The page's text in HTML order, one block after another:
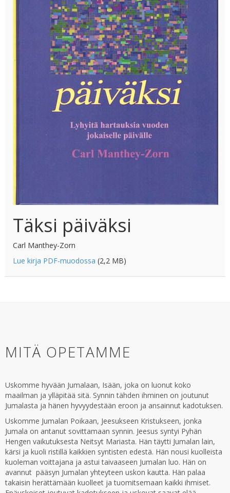
Täksi päiväksi
Carl Manthey-Zorn
Lue kirja PDF-muodossa (2,2 MB)
MITÄ OPETAMME
Uskomme hyvään Jumalaan, Isään, joka on luonut koko
maailman ja ylläpitää sitä. Synnin tähden ihminen on joutunut
Jumalasta ja hänen hyvyydestään eroon ja ansainnut kadotuksen.
Uskomme Jumalan Poikaan, Jeesukseen Kristukseen, jonka
Jumala on antanut sovittamaan synnin. Jeesus syntyi Pyhän
Hengen vaikutuksesta Neitsyt Mariasta. Hän täytti Jumalan lain,
kärsi ja kuoli ristillä kaikkien syntisten edestä. Hän nousi kuolleista
kuoleman voittajana ja astui taivaaseen Jumalan luo. Hän on
avannut pääsyn Jumalan yhteyteen uskon kautta. Hän palaa
takaisin herättämään kuolleet ja tuomitsemaan kaikki ihmiset.